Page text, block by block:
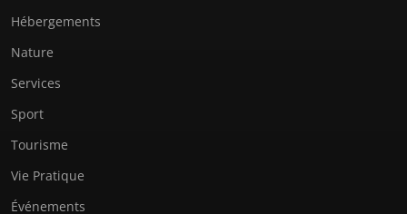
Hébergements
Nature
Services
Sport
Tourisme
Vie Pratique
Événements